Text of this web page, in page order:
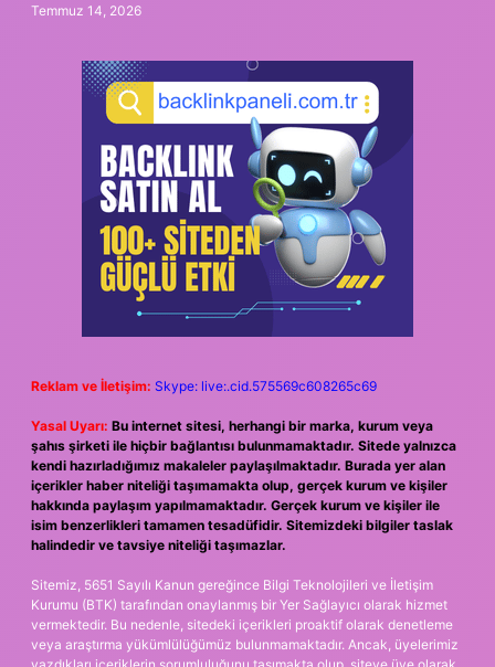
Temmuz 14, 2026
Reklam ve İletişim: Skype: live:.cid.575569c608265c69
Yasal Uyarı: Bu internet sitesi, herhangi bir marka, kurum veya
şahıs şirketi ile hiçbir bağlantısı bulunmamaktadır. Sitede yalnızca
kendi hazırladığımız makaleler paylaşılmaktadır. Burada yer alan
içerikler haber niteliği taşımamakta olup, gerçek kurum ve kişiler
hakkında paylaşım yapılmamaktadır. Gerçek kurum ve kişiler ile
isim benzerlikleri tamamen tesadüfidir. Sitemizdeki bilgiler taslak
halindedir ve tavsiye niteliği taşımazlar.
Sitemiz, 5651 Sayılı Kanun gereğince Bilgi Teknolojileri ve İletişim
Kurumu (BTK) tarafından onaylanmış bir Yer Sağlayıcı olarak hizmet
vermektedir. Bu nedenle, sitedeki içerikleri proaktif olarak denetleme
veya araştırma yükümlülüğümüz bulunmamaktadır. Ancak, üyelerimiz